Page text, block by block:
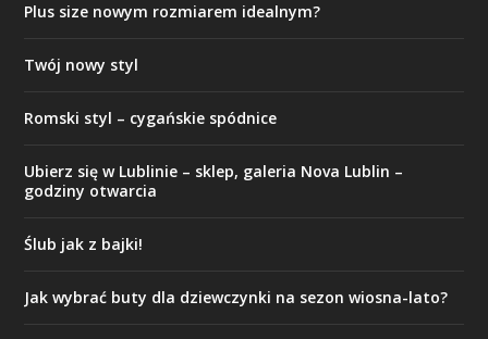
Plus size nowym rozmiarem idealnym?
Twój nowy styl
Romski styl – cygańskie spódnice
Ubierz się w Lublinie – sklep, galeria Nova Lublin –
godziny otwarcia
Ślub jak z bajki!
Jak wybrać buty dla dziewczynki na sezon wiosna-lato?